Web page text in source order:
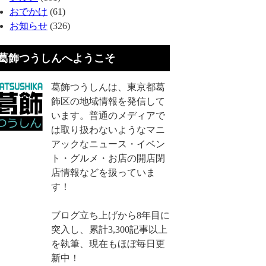
おでかけ (61)
お知らせ (326)
飾つうしんへようこそ
葛飾つうしんは、東京都葛
飾区の地域情報を発信して
います。普通のメディアで
は取り扱わないようなマニ
アックなニュース・イベン
ト・グルメ・お店の開店閉
店情報などを扱っていま
す！
ブログ立ち上げから8年目に
突入し、累計3,300記事以上
を執筆、現在もほぼ毎日更
新中！